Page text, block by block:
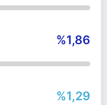
%1,86
%1,29